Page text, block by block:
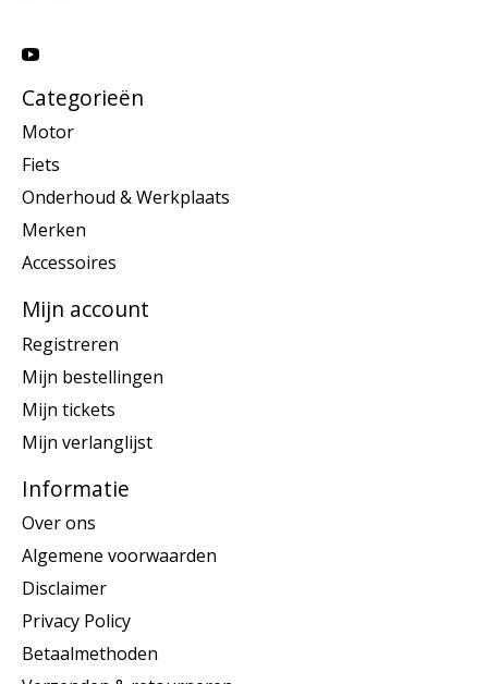
Categorieën
Motor
Fiets
Onderhoud & Werkplaats
Merken
Accessoires
Mijn account
Registreren
Mijn bestellingen
Mijn tickets
Mijn verlanglijst
Informatie
Over ons
Algemene voorwaarden
Disclaimer
Privacy Policy
Betaalmethoden